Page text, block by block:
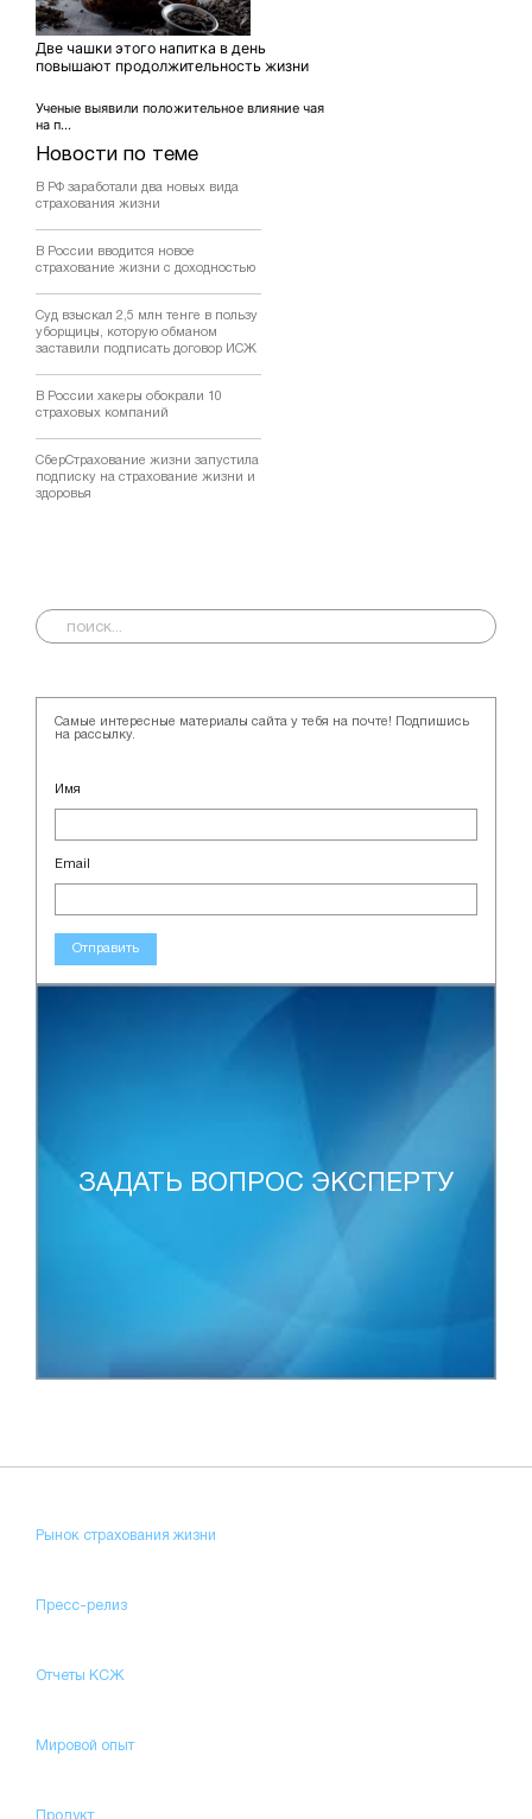
Новости по теме
В РФ заработали два новых вида
страхования жизни
В России вводится новое
страхование жизни с доходностью
Суд взыскал 2,5 млн тенге в пользу
уборщицы, которую обманом
заставили подписать договор ИСЖ
В России хакеры обокрали 10
страховых компаний
СберСтрахование жизни запустила
подписку на страхование жизни и
здоровья
Две чашки этого напитка в день
повышают продолжительность жизни
Ученые выявили положительное влияние чая
на п...
Самые интересные материалы сайта у тебя на почте! Подпишись
на рассылку.
Имя
Email
Отправить
ЗАДАТЬ ВОПРОС ЭКСПЕРТУ
Рынок страхования жизни
Пресс-релиз
Отчеты КСЖ
Мировой опыт
Продукт